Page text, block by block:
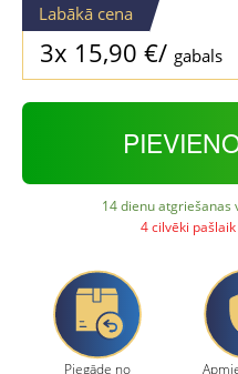
Labākā cena
3x 15,90 €/ gabals
14 dienu atgriešanas
4 cilvēki
Piegāde no